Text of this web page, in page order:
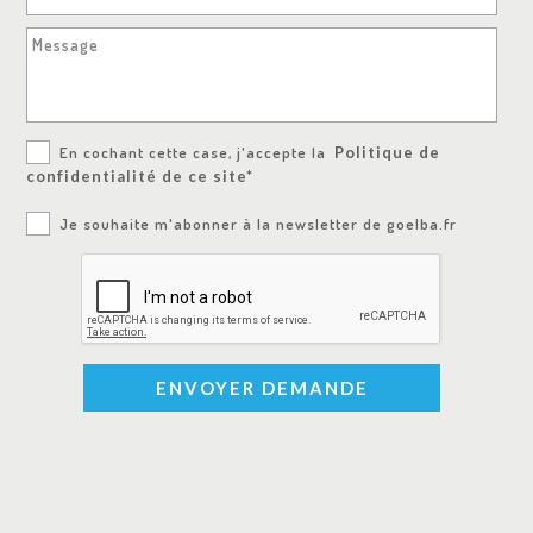
Message
En cochant cette case, j'accepte la
Politique de
confidentialité de ce site*
Je souhaite m'abonner à la newsletter de goelba.fr
ENVOYER DEMANDE